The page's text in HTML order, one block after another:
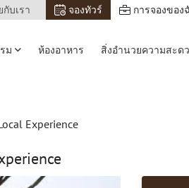
บเรา จองทัวร์ การจองของ
ม ห้องอาหาร สิ่งอำนวยความสะด
Experience